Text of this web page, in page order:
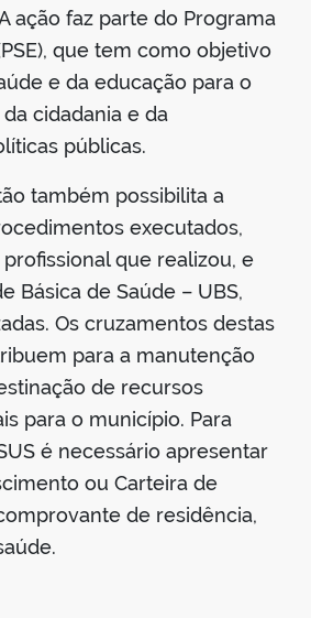
ação faz parte do Programa
que tem como objetivo
e da educação para o
cidadania e da
públicas.
também possibilita a
executados,
que realizou, e
Básica de Saúde – UBS,
Os cruzamentos destas
para a manutenção
de recursos
para o município. Para
é necessário apresentar
ou Carteira de
de residência,